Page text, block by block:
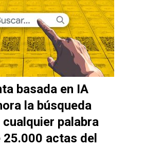
basada en IA
la búsqueda
palabra
25.000 actas del